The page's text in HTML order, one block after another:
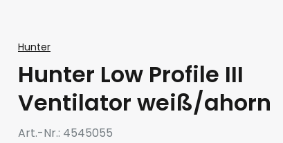
Hunter
Hunter Low Profile III
Ventilator weiß/ahorn
Art.-Nr. 4545055